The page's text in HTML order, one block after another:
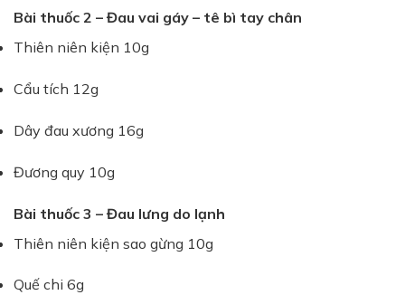
Bài thuốc 2 – Đau vai gáy – tê bì tay chân
Thiên niên kiện 10g
Cẩu tích 12g
Dây đau xương 16g
Đương quy 10g
Bài thuốc 3 – Đau lưng do lạnh
Thiên niên kiện sao gừng 10g
Quế chi 6g